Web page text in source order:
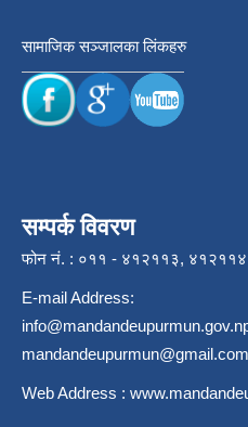
सामाजिक सञ्जालका लिंकहरु
सम्पर्क विवरण
फोन नं. : ०११ - ४१२११३, ४१२११४
E-mail Address:
mandandeupurmun@gmail.com
Web Address :